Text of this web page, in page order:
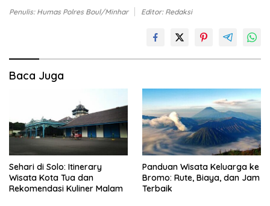
Penulis: Humas Polres Boul/Minhar Editor: Redaksi
Baca Juga
Sehari di Solo: Itinerary
Wisata Kota Tua dan
Rekomendasi Kuliner Malam
Panduan Wisata Keluarga ke
Bromo: Rute, Biaya, dan Jam
Terbaik